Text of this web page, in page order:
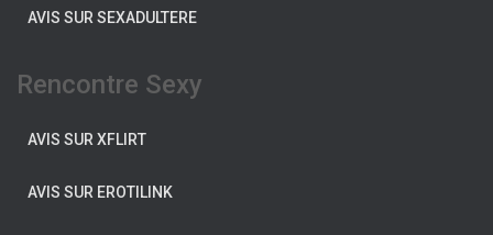
AVIS SUR SEXADULTERE
Rencontre Sexy
AVIS SUR XFLIRT
AVIS SUR EROTILINK